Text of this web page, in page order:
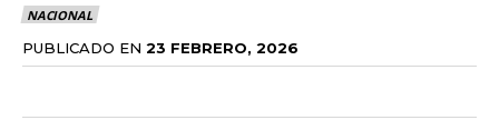
NACIONAL
PUBLICADO EN 23 FEBRERO, 2026